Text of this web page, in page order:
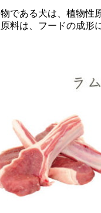
である犬は、植物性
料は、フードの成形